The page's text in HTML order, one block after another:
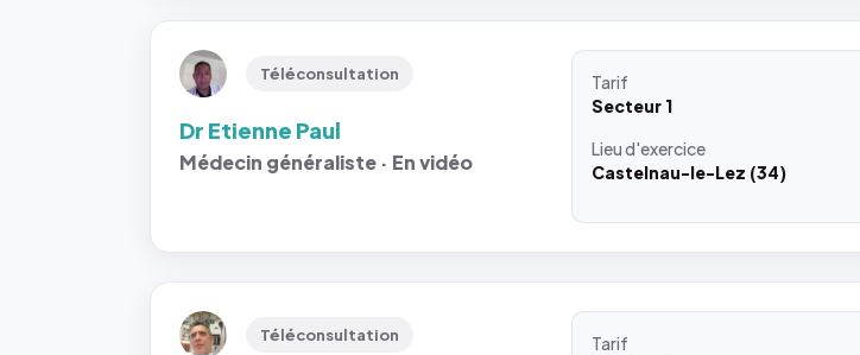
Téléconsultation
Dr Etienne Paul
Médecin généraliste · En vidéo
Tarif
Secteur 1
Lieud'exercice
Castelnau-le-Lez (34)
Téléconsultation
Tarif